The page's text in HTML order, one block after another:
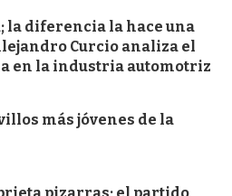
la diferencia la hace una
Curcio analiza el
en la industria automotriz
más jóvenes de la